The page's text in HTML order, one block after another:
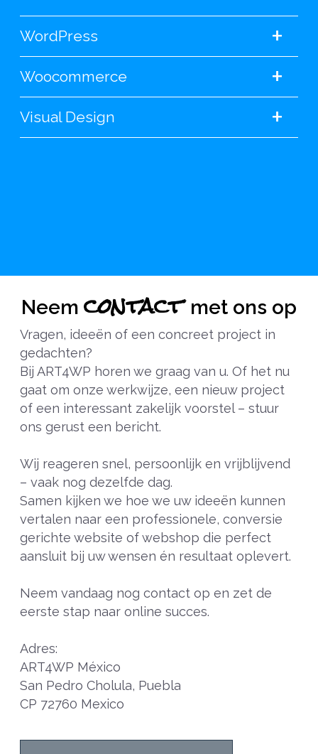
WordPress +
Woocommerce +
Visual Design +
Neem contact met ons op
Vragen, ideeën of een concreet project in
gedachten?
Bij ART4WP horen we graag van u. Of het nu
gaat om onze werkwijze, een nieuw project
of een interessant zakelijk voorstel – stuur
ons gerust een bericht.
Wij reageren snel, persoonlijk en vrijblijvend
– vaak nog dezelfde dag.
Samen kijken we hoe we uw ideeën kunnen
vertalen naar een professionele, conversie
gerichte website of webshop die perfect
aansluit bij uw wensen én resultaat oplevert.
Neem vandaag nog contact op en zet de
eerste stap naar online succes.
Adres:
ART4WP México
San Pedro Cholula, Puebla
CP 72760 Mexico